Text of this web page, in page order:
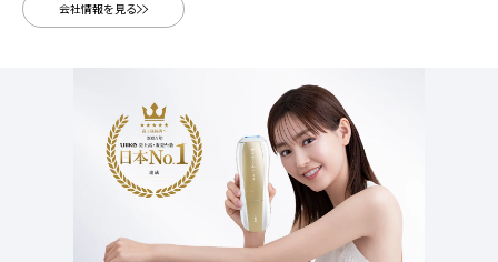
会社情報を見る